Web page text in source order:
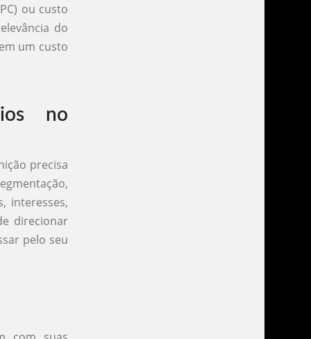
ou custo
do
um custo
no
precisa
interesses,
direcionar
pelo seu